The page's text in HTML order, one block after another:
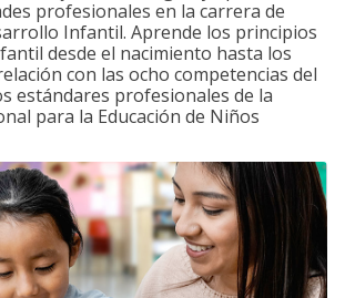
profesionales en la carrera de
Infantil. Aprende los principios
desde el nacimiento hasta los
con las ocho competencias del
estándares profesionales de la
para la Educación de Niños